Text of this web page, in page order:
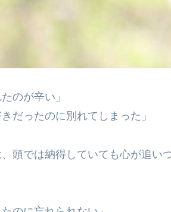
のが辛い」
きだったのに別れてしまった」
頭では納得していても心が追い